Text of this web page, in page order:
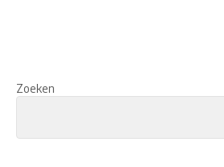
Zoeken